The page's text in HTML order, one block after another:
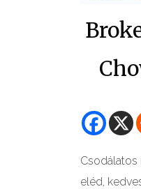
eléd,